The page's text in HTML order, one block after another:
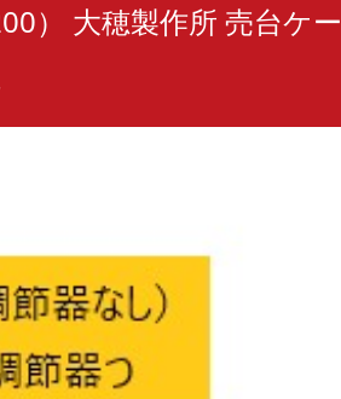
） 大穂製作所 売台ケー